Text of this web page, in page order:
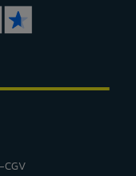
CGV